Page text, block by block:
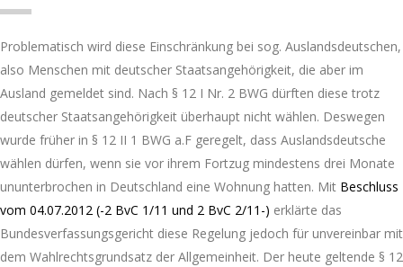
Problematisch wird diese Einschränkung bei sog. Auslandsdeutschen,
also Menschen mit deutscher Staatsangehörigkeit, die aber im
Ausland gemeldet sind. Nach § 12 I Nr. 2 BWG dürften diese trotz
deutscher Staatsangehörigkeit überhaupt nicht wählen. Deswegen
wurde früher in § 12 II 1 BWG a.F geregelt, dass Auslandsdeutsche
wählen dürfen, wenn sie vor ihrem Fortzug mindestens drei Monate
ununterbrochen in Deutschland eine Wohnung hatten. Mit Beschluss
vom 04.07.2012 (-2 BvC 1/11 und 2 BvC 2/11-) erklärte das
Bundesverfassungsgericht diese Regelung jedoch für unvereinbar mit
dem Wahlrechtsgrundsatz der Allgemeinheit. Der heute geltende § 12